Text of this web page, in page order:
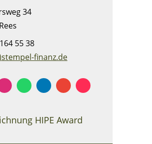
34
55 38
finanz.de
HIPE Award